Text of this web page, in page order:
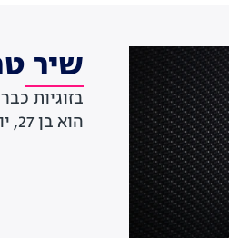
שיר
הוא בן 27, יוצר תוכן וסטנדאפיסט. משתתפים בתוכנית "פאוור קאפל"